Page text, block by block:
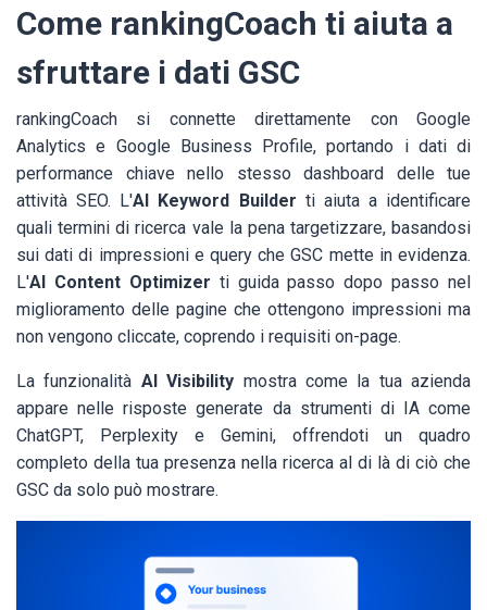
Come rankingCoach ti aiuta a
sfruttare i dati GSC
rankingCoach si connette direttamente con Google
Analytics e Google Business Profile, portando i dati di
performance chiave nello stesso dashboard delle tue
attività SEO. L'AI Keyword Builder ti aiuta a identificare
quali termini di ricerca vale la pena targetizzare, basandosi
sui dati di impressioni e query che GSC mette in evidenza.
L'AI Content Optimizer ti guida passo dopo passo nel
miglioramento delle pagine che ottengono impressioni ma
non vengono cliccate, coprendo i requisiti on-page.
La funzionalità AI Visibility mostra come la tua azienda
appare nelle risposte generate da strumenti di IA come
ChatGPT, Perplexity e Gemini, offrendoti un quadro
completo della tua presenza nella ricerca al di là di ciò che
GSC da solo può mostrare.